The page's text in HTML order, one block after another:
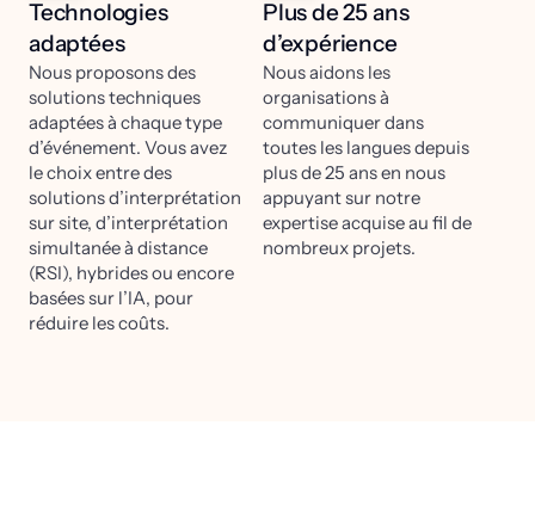
Technologies
adaptées
Nous proposons des
solutions techniques
adaptées à chaque type
d’événement. Vous avez
le choix entre des
solutions d’interprétation
sur site, d’interprétation
simultanée à distance
(RSI), hybrides ou encore
basées sur l’IA, pour
réduire les coûts.
Plus de 25 ans
d’expérience
Nous aidons les
organisations à
communiquer dans
toutes les langues depuis
plus de 25 ans en nous
appuyant sur notre
expertise acquise au fil de
nombreux projets.